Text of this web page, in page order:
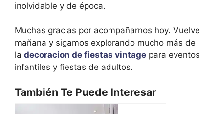
inolvidable y de época.
Muchas gracias por acompañarnos hoy. Vuelve
mañana y sigamos explorando mucho más de
la decoracion de fiestas vintage para eventos
infantiles y fiestas de adultos.
También Te Puede Interesar